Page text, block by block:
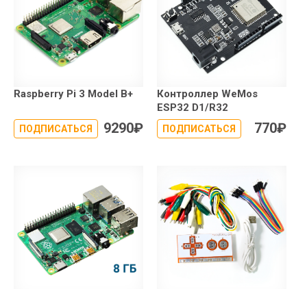
Raspberry Pi 3 Model B+
ПОДПИСАТЬСЯ 9290₽
Контроллер WeMos
ESP32 D1/R32
ПОДПИСАТЬСЯ 770₽